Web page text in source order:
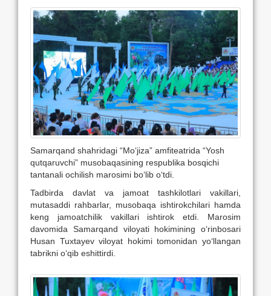
Samarqand shahridagi “Mo‘jiza” amfiteatrida “Yosh
qutqaruvchi” musobaqasining respublika bosqichi
tantanali ochilish marosimi bo‘lib o‘tdi.
Tadbirda davlat va jamoat tashkilotlari vakillari,
mutasaddi rahbarlar, musobaqa ishtirokchilari hamda
keng jamoatchilik vakillari ishtirok etdi. Marosim
davomida Samarqand viloyati hokimining o‘rinbosari
Husan Tuxtayev viloyat hokimi tomonidan yo‘llangan
tabrikni o‘qib eshittirdi.